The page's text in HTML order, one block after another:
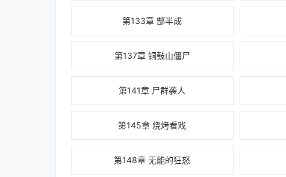
第133章 郜半成
第137章 铜鼓山僵尸
第141章 尸群袭人
第145章 烧烤看戏
第148章 无能的狂怒